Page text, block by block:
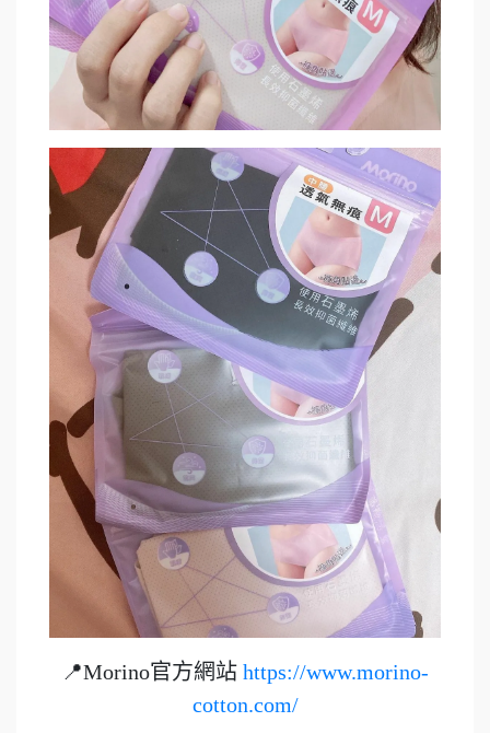
📍Morino官方網站 https://www.morino-
cotton.com/